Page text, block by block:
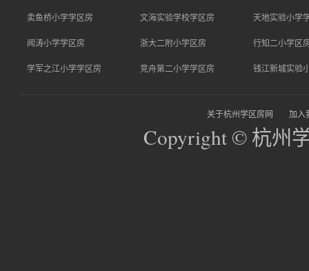
卖鱼桥小学学区房 文海实验学校学区房 天地实验小学
闻涛小学学区房 浙大二附小学区房 行知二小学区
学军之江小学学区房 竞舟第二小学学区房 钱江新城实验
关于杭州学区房网 加入
Copyright © 杭州